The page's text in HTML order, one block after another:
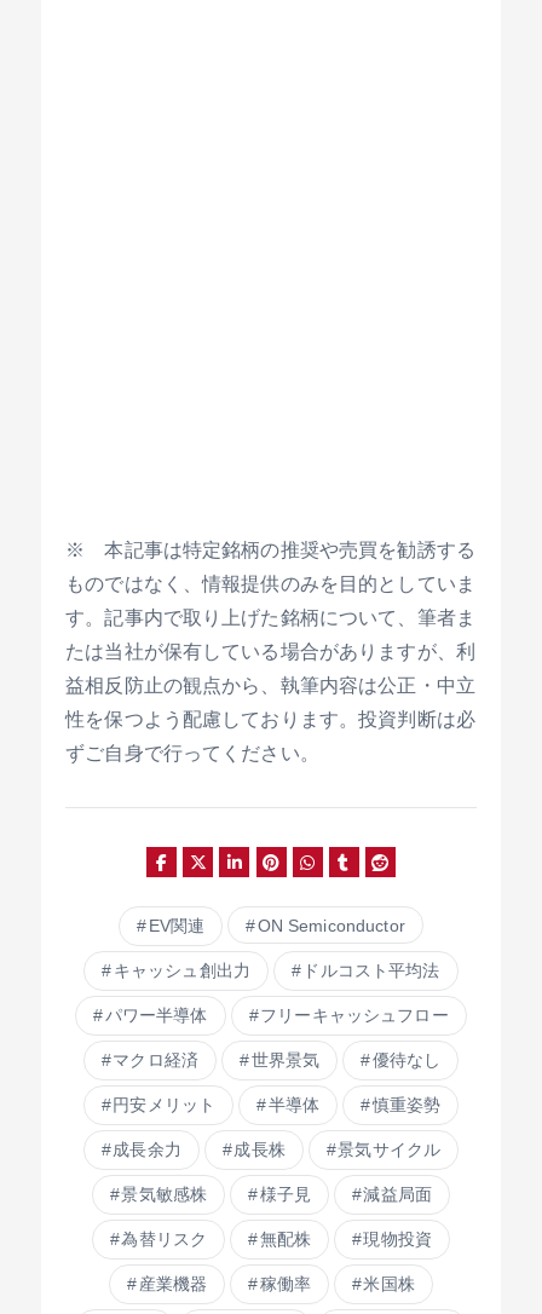
※ 本記事は特定銘柄の推奨や売買を勧誘する
ものではなく、情報提供のみを目的としていま
す。記事内で取り上げた銘柄について、筆者ま
たは当社が保有している場合がありますが、利
益相反防止の観点から、執筆内容は公正・中立
性を保つよう配慮しております。投資判断は必
ずご自身で行ってください。
EV関連 ON Semiconductor
キャッシュ創出力 ドルコスト平均法
パワー半導体 フリーキャッシュフロー
マクロ経済 世界景気 優待なし
円安メリット 半導体 慎重姿勢
成長余力 成長株 景気サイクル
景気敏感株 様子見 減益局面
為替リスク 無配株 現物投資
産業機器 稼働率 米国株